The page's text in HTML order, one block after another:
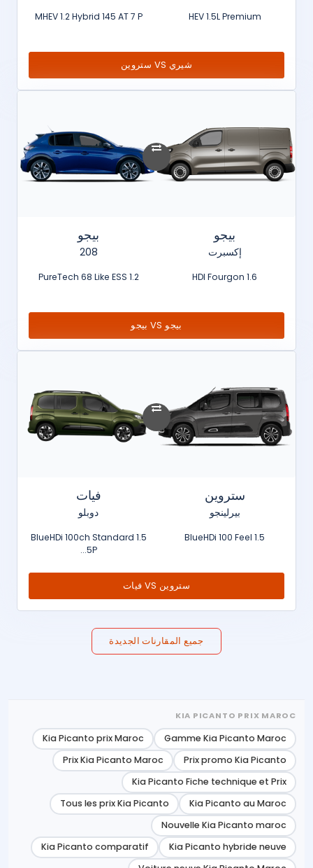
HEV 1.5L Premium
MHEV 1.2 Hybrid 145 AT 7 P
شيري VS ستروين
بيجو
إكسبرت
1.6 HDI Fourgon
بيجو
208
1.2 PureTech 68 Like ESS
بيجو VS بيجو
ستروين
بيرلينجو
1.5 BlueHDi 100 Feel
فيات
دوبلو
1.5 BlueHDi 100ch Standard
5P...
ستروين VS فيات
جميع المقارنات الجديدة
KIA PICANTO PRIX MAROC
Gamme Kia Picanto Maroc
Kia Picanto prix Maroc
Prix promo Kia Picanto
Prix Kia Picanto Maroc
Kia Picanto Fiche technique et Prix
Kia Picanto au Maroc
Tous les prix Kia Picanto
Nouvelle Kia Picanto maroc
Kia Picanto hybride neuve
Kia Picanto comparatif